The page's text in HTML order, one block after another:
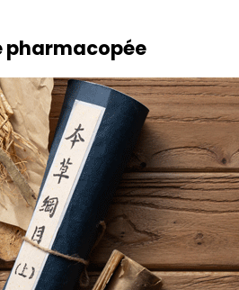
pharmacopée